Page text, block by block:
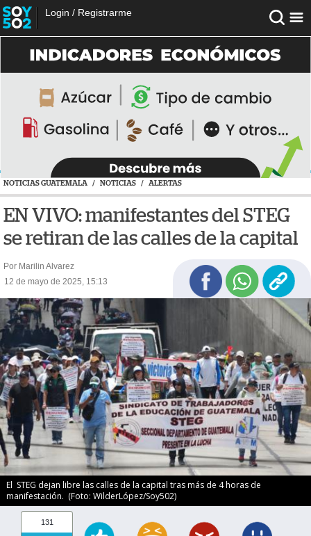
Login / Registrarme
NOTICIAS GUATEMALA / NOTICIAS / ALERTAS
EN VIVO: manifestantes del STEG
se retiran de las calles de la capital
Por Marilin Alvarez
12 de mayo de 2025, 15:13
El STEG dejan libre las calles de la capital tras más de 4 horas de
manifestación. (Foto: WilderLópez/Soy502)
131